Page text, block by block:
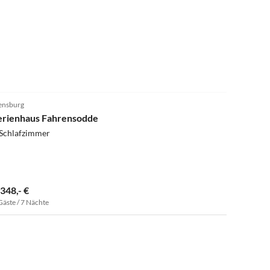
Fahrensodde
€
/ 7 Nächte